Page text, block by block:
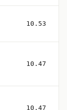
10.53
10.47
10.47